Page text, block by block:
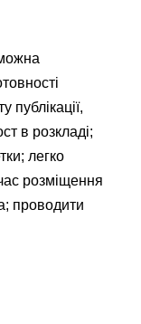
публікації,
в розкладі;
легко
розміщення
проводити